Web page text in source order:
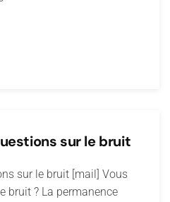
sur le bruit
sur le bruit [mail] Vous
bruit ? La permanence